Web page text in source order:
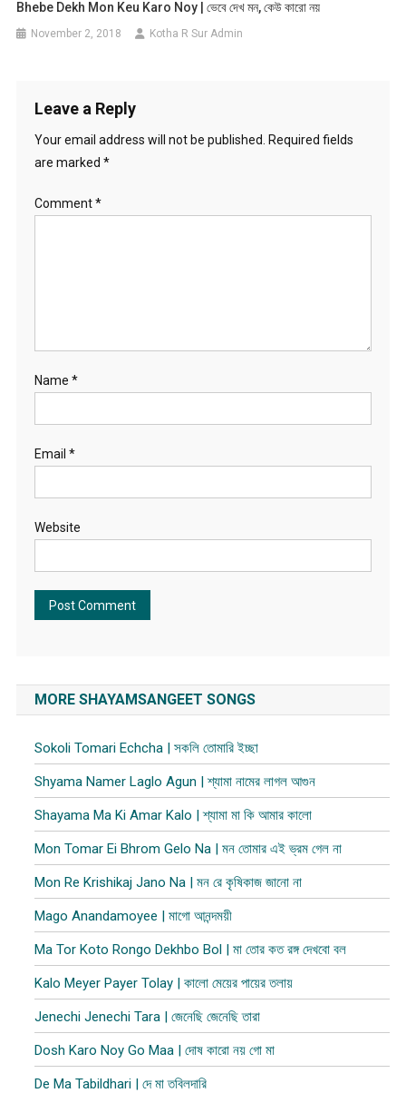
Bhebe Dekh Mon Keu Karo Noy | ভেবে দেখ মন, কেউ কারো নয়
November 2, 2018 Kotha R Sur Admin
Leave a Reply
Your email address will not be published.
Required fields
are marked *
Comment*
Name *
Email *
Website
MORE SHAYAMSANGEET SONGS
Sokoli Tomari Echcha | সকলি তোমারি ইচ্ছা
Shyama Namer Laglo Agun | শ্যামা নামের লাগল আগুন
Shayama Ma Ki Amar Kalo | শ্যামা মা কি আমার কালো
Mon Tomar Ei Bhrom Gelo Na | মন তোমার এই ভ্রম গেল না
Mon Re Krishikaj Jano Na | মন রে কৃষিকাজ জানো না
Mago Anandamoyee | মাগো আনন্দময়ী
Ma Tor Koto Rongo Dekhbo Bol | মা তোর কত রঙ্গ দেখবো বল
Kalo Meyer Payer Tolay | কালো মেয়ের পায়ের তলায়
Jenechi Jenechi Tara | জেনেছি জেনেছি তারা
Dosh Karo Noy Go Maa | দোষ কারো নয় গো মা
De Ma Tabildhari | দে মা তবিলদারি